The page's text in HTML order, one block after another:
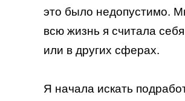
это было недопустимо.
всю жизнь я считала
или в других сферах.
Я начала искать